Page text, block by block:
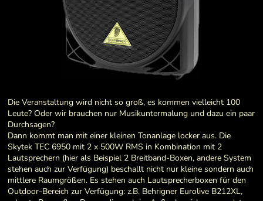
Die Veranstaltung wird nicht so groß, es kommen vielleicht 100
Leute? Oder wir brauchen nur Musikuntermalung und dazu ein paar
Durchsagen?
Dann kommt man mit einer kleinen Tonanlage locker aus. Die
Skytek TEC 6950 mit 2 x 500W RMS in Kombination mit 2
Lautsprechern (hier als Beispiel 2 Breitband-Boxen, andere System
stehen auch zur Verfügung) beschallt nicht nur kleine sondern auch
mittlere Raumgrößen. Es stehen auch Lautsprecherboxen für den
Outdoor-Bereich zur Verfügung: z.B. Behrigner Eurolive B212XL,